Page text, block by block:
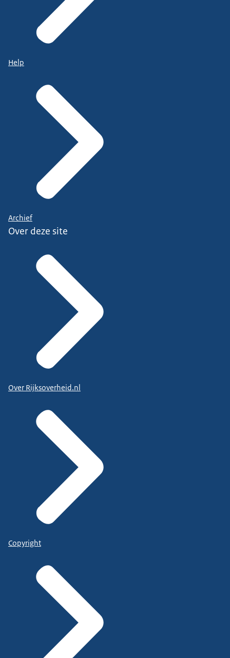
Help
Archief
Over deze site
Over Rijksoverheid.nl
Copyright